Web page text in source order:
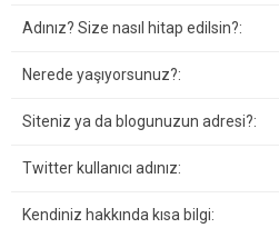
Adınız? Size nasıl hitap edilsin?:
Nerede yaşıyorsunuz?:
Siteniz ya da blogunuzun adresi?:
Twitter kullanıcı adınız:
Kendiniz hakkında kısa bilgi: